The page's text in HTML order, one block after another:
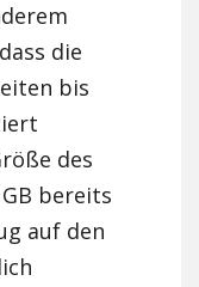
die
bis
des
bereits
auf den